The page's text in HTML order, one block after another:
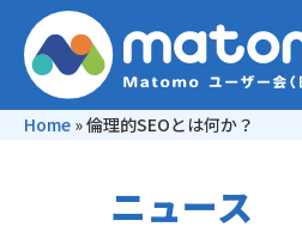
Home »倫理的SEOとは何か？
ニュース